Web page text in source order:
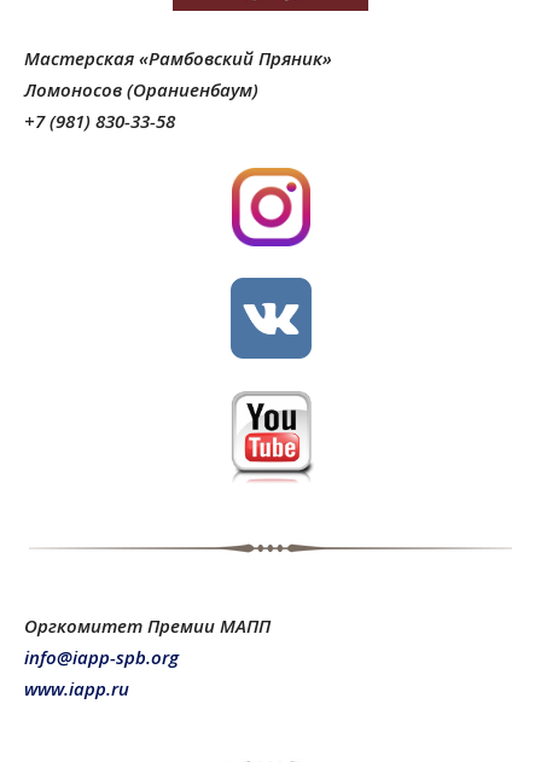
Мастерская «Рамбовский Пряник»
Ломоносов (Ораниенбаум)
+7 (981) 830-33-58
Оргкомитет Премии МАПП
info@iapp-spb.org
www.iapp.ru